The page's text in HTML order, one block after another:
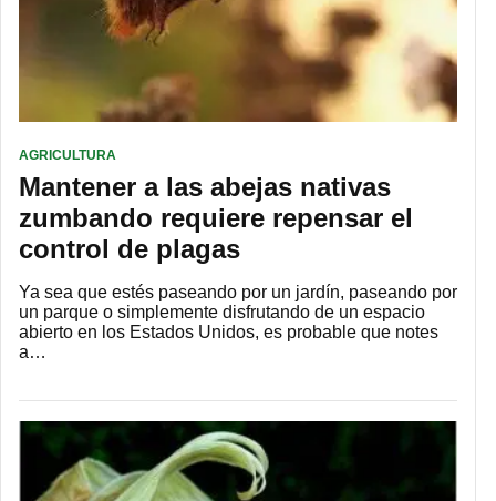
AGRICULTURA
Mantener a las abejas nativas
zumbando requiere repensar el
control de plagas
Ya sea que estés paseando por un jardín, paseando por
un parque o simplemente disfrutando de un espacio
abierto en los Estados Unidos, es probable que notes
a…